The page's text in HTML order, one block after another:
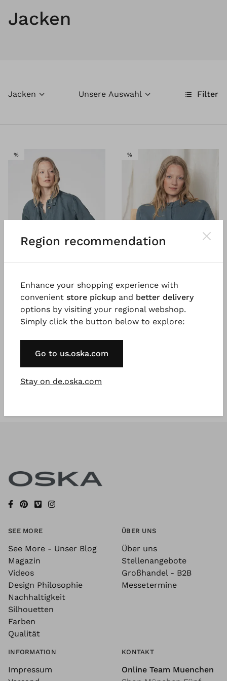
Jacken
Jacken Filter
Unsere Auswahl
%SALE
ISCHIKO ® Jacke 603
Baumwoll-Hanf Chevron
€ 173,00
€ 289,00
3 - 7 Tage
%SALE
ISCHIKO Jacke 602
Baumwoll Mischung in
Grobstrick
€ 131,00
SEE MORE
See More - Unser Blog
Magazin
Videos
Design Philosophie
Nachhaltigkeit
Silhouetten
Farben
Qualität
ÜBER UNS
Über uns
Stellenangebote
Großhandel - B2B
Messetermine
INFORMATION
Impressum
KONTAKT
Online Team Muenchen
Region recommendation
Enhance your shopping experience with
convenient store pickup and better delivery
options by visiting your regional webshop.
Simply click the button below to explore:
Go to us.oska.com
Stay on de.oska.com